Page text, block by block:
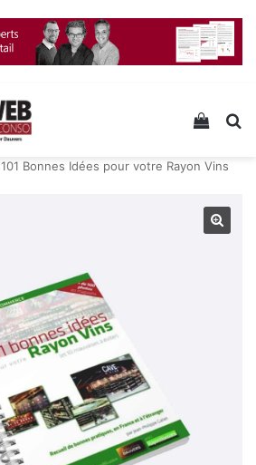
Voir
101 Bonnes Idées pour votre Rayon Vins